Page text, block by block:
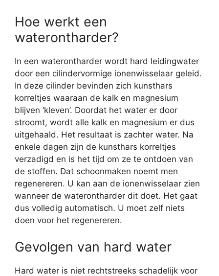
Hoe werkt een
waterontharder?
In een waterontharder wordt hard leidingwater
door een cilindervormige ionenwisselaar geleid.
In deze cilinder bevinden zich kunsthars
korreltjes waaraan de kalk en magnesium
blijven ‘kleven’. Doordat het water er door
stroomt, wordt alle kalk en magnesium er dus
uitgehaald. Het resultaat is zachter water. Na
enkele dagen zijn de kunsthars korreltjes
verzadigd en is het tijd om ze te ontdoen van
de stoffen. Dat schoonmaken noemt men
regenereren. U kan aan de ionenwisselaar zien
wanneer de waterontharder dit doet. Het gaat
dus volledig automatisch. U moet zelf niets
doen voor het regenereren.
Gevolgen van hard water
Hard water is niet rechtstreeks schadelijk voor